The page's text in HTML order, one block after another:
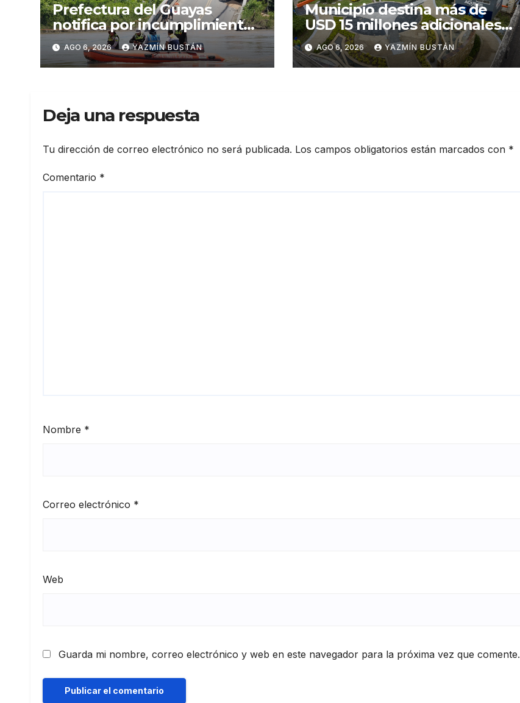
Prefectura del Guayas
notifica por incumplimiento
contractual a la
Concesionaria CONORTE y
exige celeridad en
Daule
AGO 6, 2026 YAZMÍN BUSTÁN
Municipio destina más de
USD 15 millones adicionales a
SEGURA EP para fortalecer la
seguridad ciudadana
AGO 6, 2026 YAZMÍN BUSTÁN
Deja una respuesta
Tu dirección de correo electrónico no será publicada. Los campos obligatorios están marcados con *
Comentario *
Nombre *
Correo electrónico *
Web
Guarda mi nombre, correo electrónico y web en este navegador para la próxima vez que comente.